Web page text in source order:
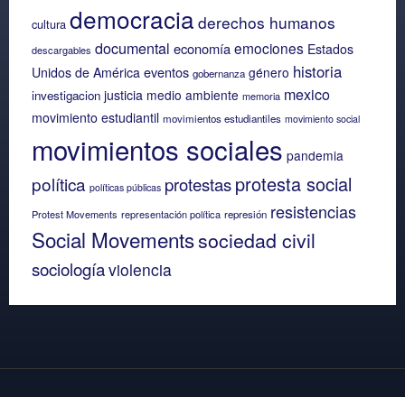
cultura democracia derechos humanos
descargables documental economíaemociones Estados
Unidos de América eventos gobernanza género historia
investigacion justicia medio ambiente memoria mexico
movimiento estudiantil movimientos estudiantiles movimiento social
movimientos sociales pandemia
política políticas públicas protestasprotesta social
Protest Movements representación política represión resistencias
Social Movementssociedad civil
sociologíaviolencia